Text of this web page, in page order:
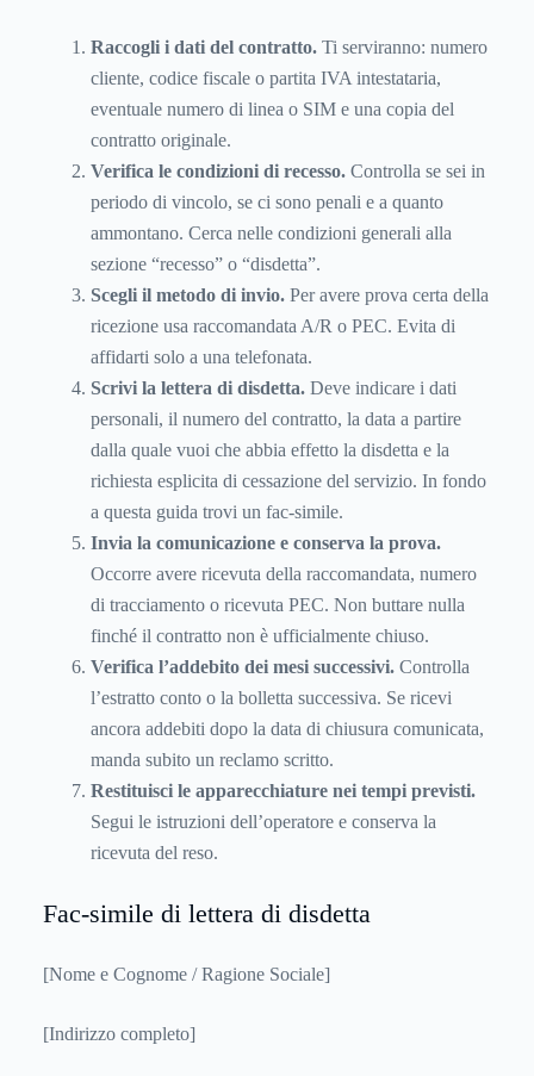
Raccogli i dati del contratto. Ti serviranno: numero
cliente, codice fiscale o partita IVA intestataria,
eventuale numero di linea o SIM e una copia del
contratto originale.
Verifica le condizioni di recesso. Controlla se sei in
periodo di vincolo, se ci sono penali e a quanto
ammontano. Cerca nelle condizioni generali alla
sezione “recesso” o “disdetta”.
Scegli il metodo di invio. Per avere prova certa della
ricezione usa raccomandata A/R o PEC. Evita di
affidarti solo a una telefonata.
Scrivi la lettera di disdetta. Deve indicare i dati
personali, il numero del contratto, la data a partire
dalla quale vuoi che abbia effetto la disdetta e la
richiesta esplicita di cessazione del servizio. In fondo
a questa guida trovi un fac-simile.
Invia la comunicazione e conserva la prova.
Occorre avere ricevuta della raccomandata, numero
di tracciamento o ricevuta PEC. Non buttare nulla
finché il contratto non è ufficialmente chiuso.
Verifica l’addebito dei mesi successivi. Controlla
l’estratto conto o la bolletta successiva. Se ricevi
ancora addebiti dopo la data di chiusura comunicata,
manda subito un reclamo scritto.
Restituisci le apparecchiature nei tempi previsti.
Segui le istruzioni dell’operatore e conserva la
ricevuta del reso.
Fac-simile di lettera di disdetta
[Nome e Cognome / Ragione Sociale]
[Indirizzo completo]